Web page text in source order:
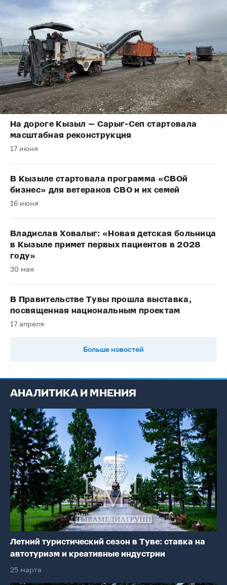
На дороге Кызыл — Сарыг-Сеп стартовала
масштабная реконструкция
17 июня
В Кызыле стартовала программа «СВОй
бизнес» для ветеранов СВО и их семей
16 июня
Владислав Ховалыг: «Новая детская больница
в Кызыле примет первых пациентов в 2028
году»
30 мая
В Правительстве Тувы прошла выставка,
посвященная национальным проектам
17 апреля
Больше новостей
АНАЛИТИКА И МНЕНИЯ
Летний туристический сезон в Туве: ставка на
автотуризм и креативные индустрии
25 марта